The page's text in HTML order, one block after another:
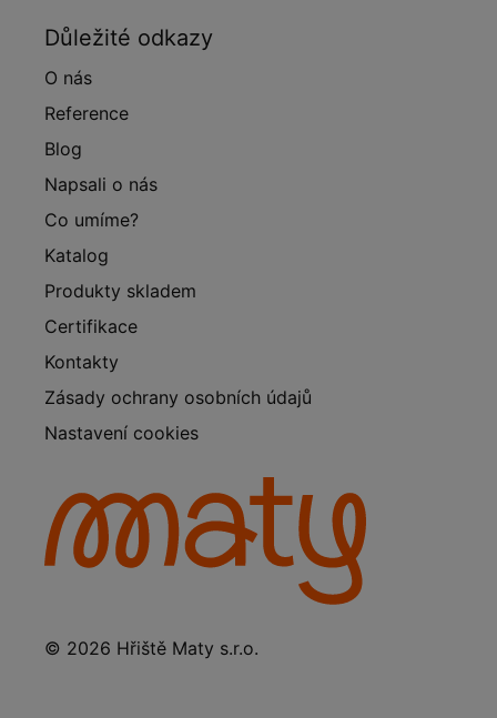
Důležité odkazy
O nás
Reference
Blog
Napsali o nás
Co umíme?
Katalog
Produkty skladem
Certifikace
Kontakty
Zásady ochrany osobních údajů
Nastavení cookies
© 2026 Hřiště Maty s.r.o.